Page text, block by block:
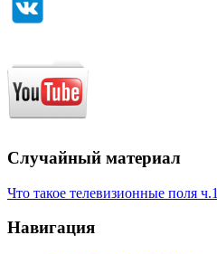
Случайный материал
Что такое телевизионные поля ч.1
Навигация